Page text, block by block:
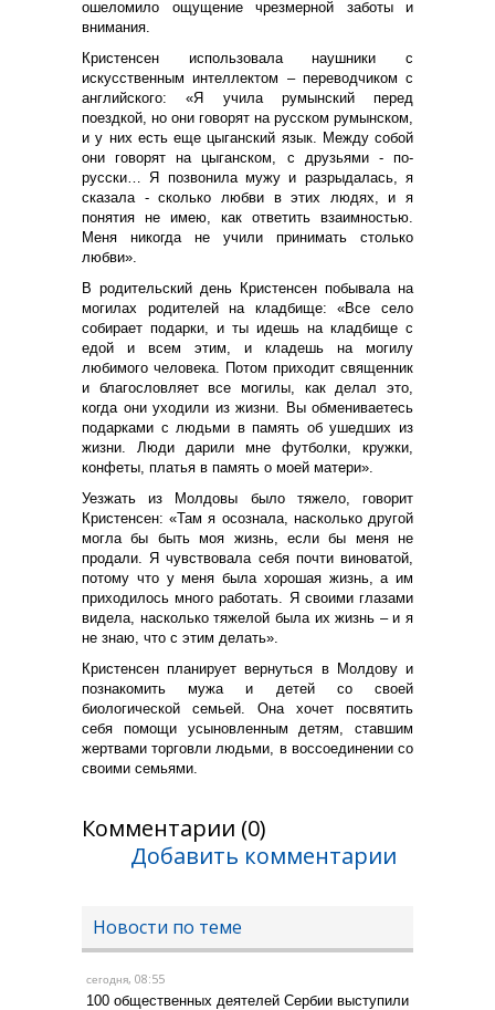
ошеломило ощущение чрезмерной заботы и
внимания.
Кристенсен использовала наушники с
искусственным интеллектом – переводчиком с
английского: «Я учила румынский перед
поездкой, но они говорят на русском румынском,
и у них есть еще цыганский язык. Между собой
они говорят на цыганском, с друзьями - по-
русски… Я позвонила мужу и разрыдалась, я
сказала - сколько любви в этих людях, и я
понятия не имею, как ответить взаимностью.
Меня никогда не учили принимать столько
любви».
В родительский день Кристенсен побывала на
могилах родителей на кладбище: «Все село
собирает подарки, и ты идешь на кладбище с
едой и всем этим, и кладешь на могилу
любимого человека. Потом приходит священник
и благословляет все могилы, как делал это,
когда они уходили из жизни. Вы обмениваетесь
подарками с людьми в память об ушедших из
жизни. Люди дарили мне футболки, кружки,
конфеты, платья в память о моей матери».
Уезжать из Молдовы было тяжело, говорит
Кристенсен: «Там я осознала, насколько другой
могла бы быть моя жизнь, если бы меня не
продали. Я чувствовала себя почти виноватой,
потому что у меня была хорошая жизнь, а им
приходилось много работать. Я своими глазами
видела, насколько тяжелой была их жизнь – и я
не знаю, что с этим делать».
Кристенсен планирует вернуться в Молдову и
познакомить мужа и детей со своей
биологической семьей. Она хочет посвятить
себя помощи усыновленным детям, ставшим
жертвами торговли людьми, в воссоединении со
своими семьями.
Комментарии (0)
Добавить комментарии
Новости по теме
сегодня, 08:55
100 общественных деятелей Сербии выступили